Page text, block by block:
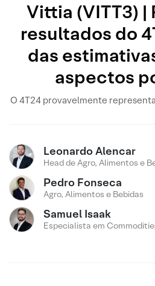
Vittia (VITT3) |
resultados do
das
aspectos
O 4T24 provavelmente
Leonardo Alencar
Head de Agro, Alimentos e
Pedro Fonseca
Agro, Alimentos e Bebidas
Samuel Isaak
Especialista em